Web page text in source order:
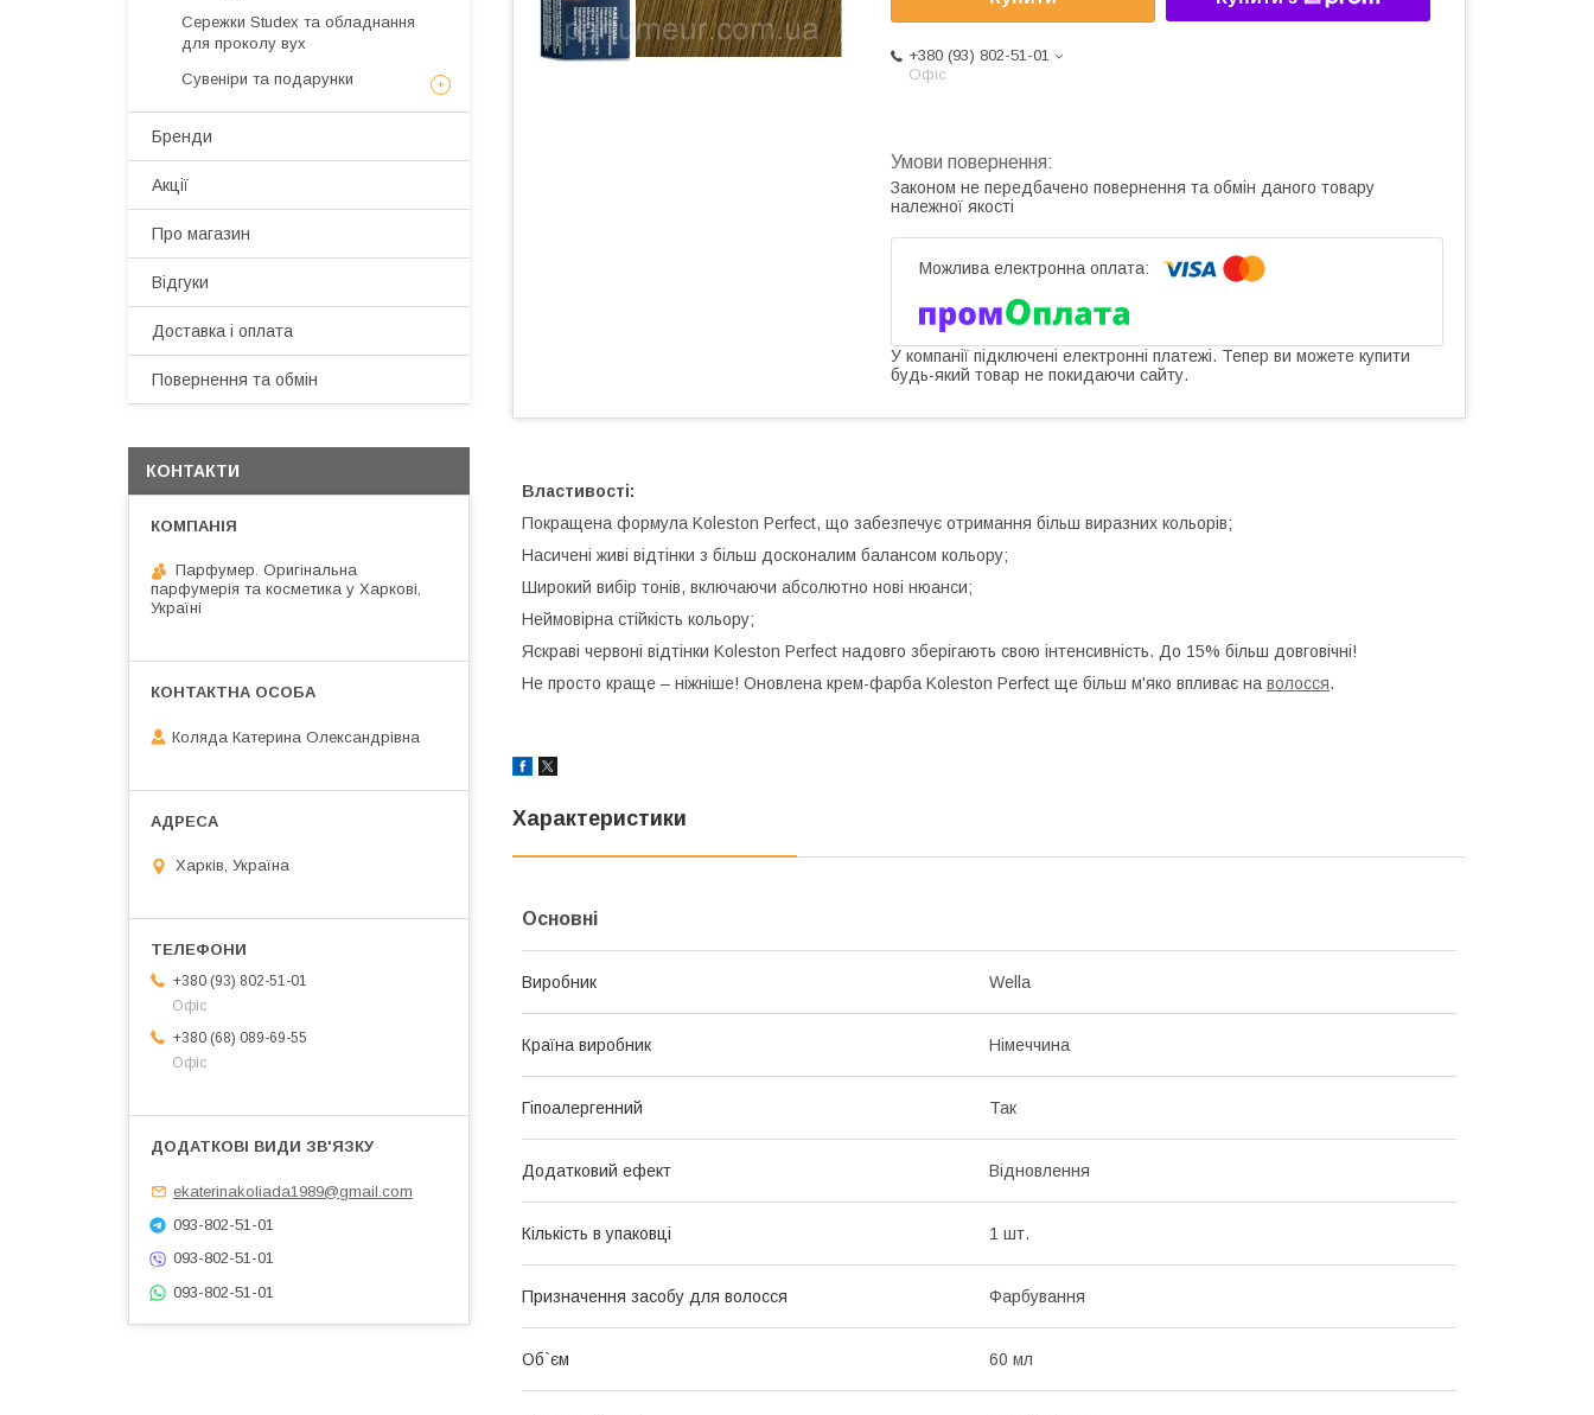
+380 (93) 802-51-01
Офіс
Законом не передбачено повернення та обмін даного товару
належної якості
У компанії підключені електронні платежі. Тепер ви можете купити
будь-який товар не покидаючи сайту.
Властивості:
Покращена формула Koleston Perfect, що забезпечує отримання більш виразних кольорів;
Насичені живі відтінки з більш досконалим балансом кольору;
Широкий вибір тонів, включаючи абсолютно нові нюанси;
Неймовірна стійкість кольору;
Яскраві червоні відтінки Koleston Perfect надовго зберігають свою інтенсивність. До 15% більш довговічні!
Не просто краще – ніжніше! Оновлена крем-фарба Koleston Perfect ще більш м'яко впливає на волосся.
Характеристики
Основні
Виробник Wella
Країна виробник Німеччина
Гіпоалергенний Так
Додатковий ефект Відновлення
Кількість в упаковці 1 шт.
Призначення засобу для волосся Фарбування
Об`єм 60 мл
Сережки Studex та обладнання
для проколу вух
Сувеніри та подарунки
Бренди
Акції
Про магазин
Відгуки
Доставка і оплата
Повернення та обмін
КОНТАКТИ
Парфумер. Оригінальна
парфумерія та косметика у Харкові,
Україні
Коляда Катерина Олександрівна
Харків, Україна
+380 (93) 802-51-01
Офіс
+380 (68) 089-69-55
Офіс
ekaterinakoliada1989@gmail.com
093-802-51-01
093-802-51-01
093-802-51-01